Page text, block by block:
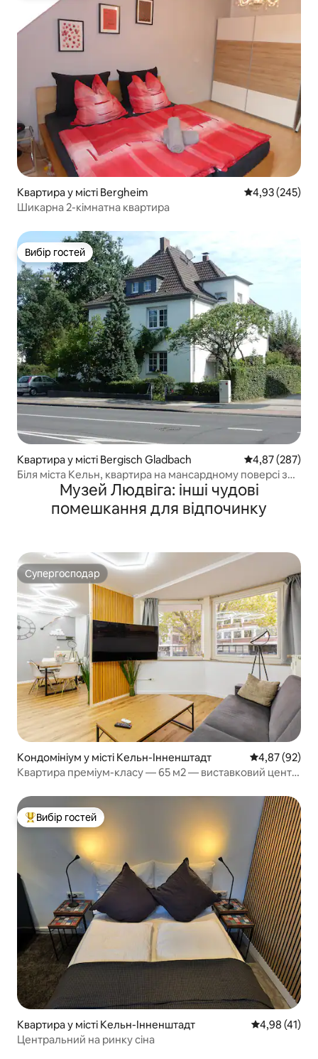
Квартира у місті Bergheim Середня
4,93 (245)
Шикарна 2-кімнатна квартира
Вибір гостей
Вибір гостей
Квартира у місті Bergisch Gladbach Середня
4,87 (287)
Біля міста Кельн, квартира на мансардному поверсі з
кондиціонером, Кенігсфорст
Музей Людвіга: інші чудові
помешкання для відпочинку
Супергосподар
Супергосподар
Кондомініум у місті Кельн-Інненштадт Середня
4,87 (92)
Квартира преміум-класу — 65 м2 — виставковий центр,
Топ вибір гостей
Вибір гостей
Квартира у місті Кельн-Інненштадт Середня
4,98 (41)
Центральний на ринку сіна